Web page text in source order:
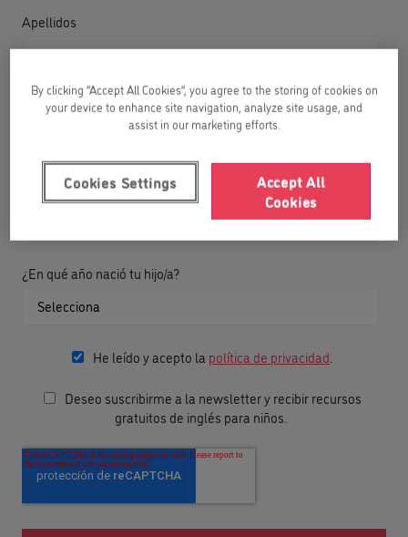
Apellidos
Correo electrónico
Teléfono de contacto
¿En qué año nació tu hijo/a?
He leído y acepto la política de privacidad
Deseo suscribirme a la newsletter y recibir recursos
gratuitos de inglés para niños.
By clicking “Accept All Cookies”, you agree to the storing of cookies on
your device to enhance site navigation, analyze site usage, and
assist in our marketing efforts.
Accept All
Cookies
Cookies Settings